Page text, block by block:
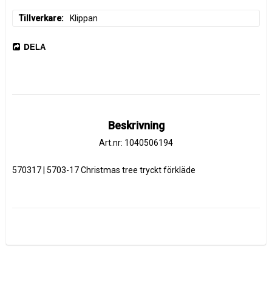
Tillverkare Klippan
DELA
Beskrivning
Art.nr: 1040506194
570317 | 5703-17 Christmas tree tryckt förkläde